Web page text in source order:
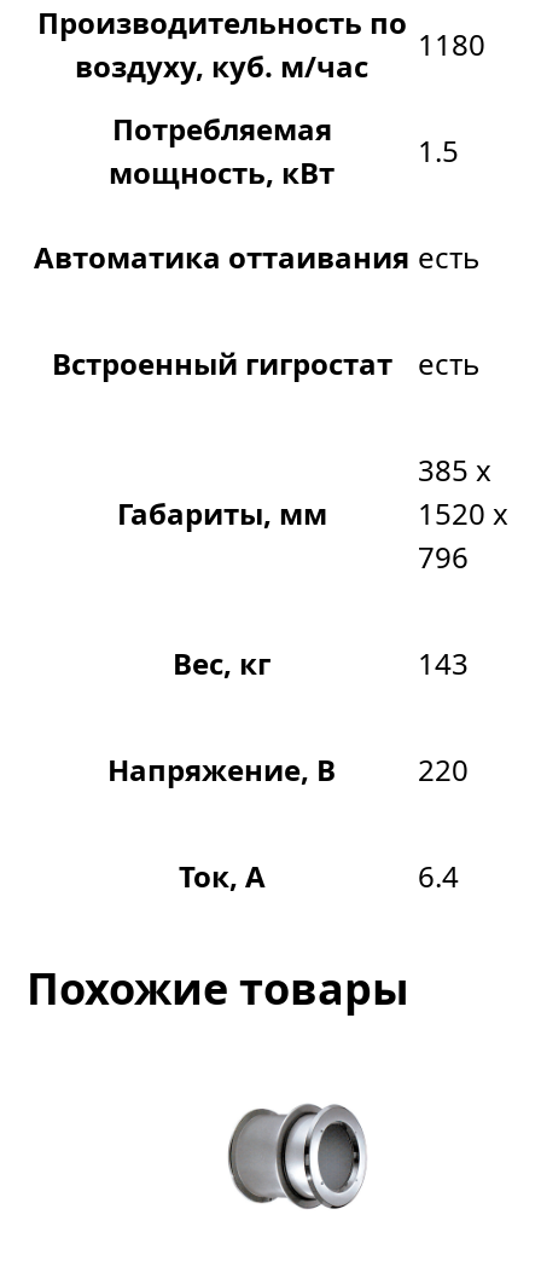
Производительность по
воздуху, куб. м/час
1180
Потребляемая
мощность, кВт
1.5
Автоматика оттаивания есть
Встроенный гигростат есть
Габариты, мм
385 х
1520 х
796
Вес, кг 143
Напряжение, В 220
Ток, А 6.4
Похожие товары